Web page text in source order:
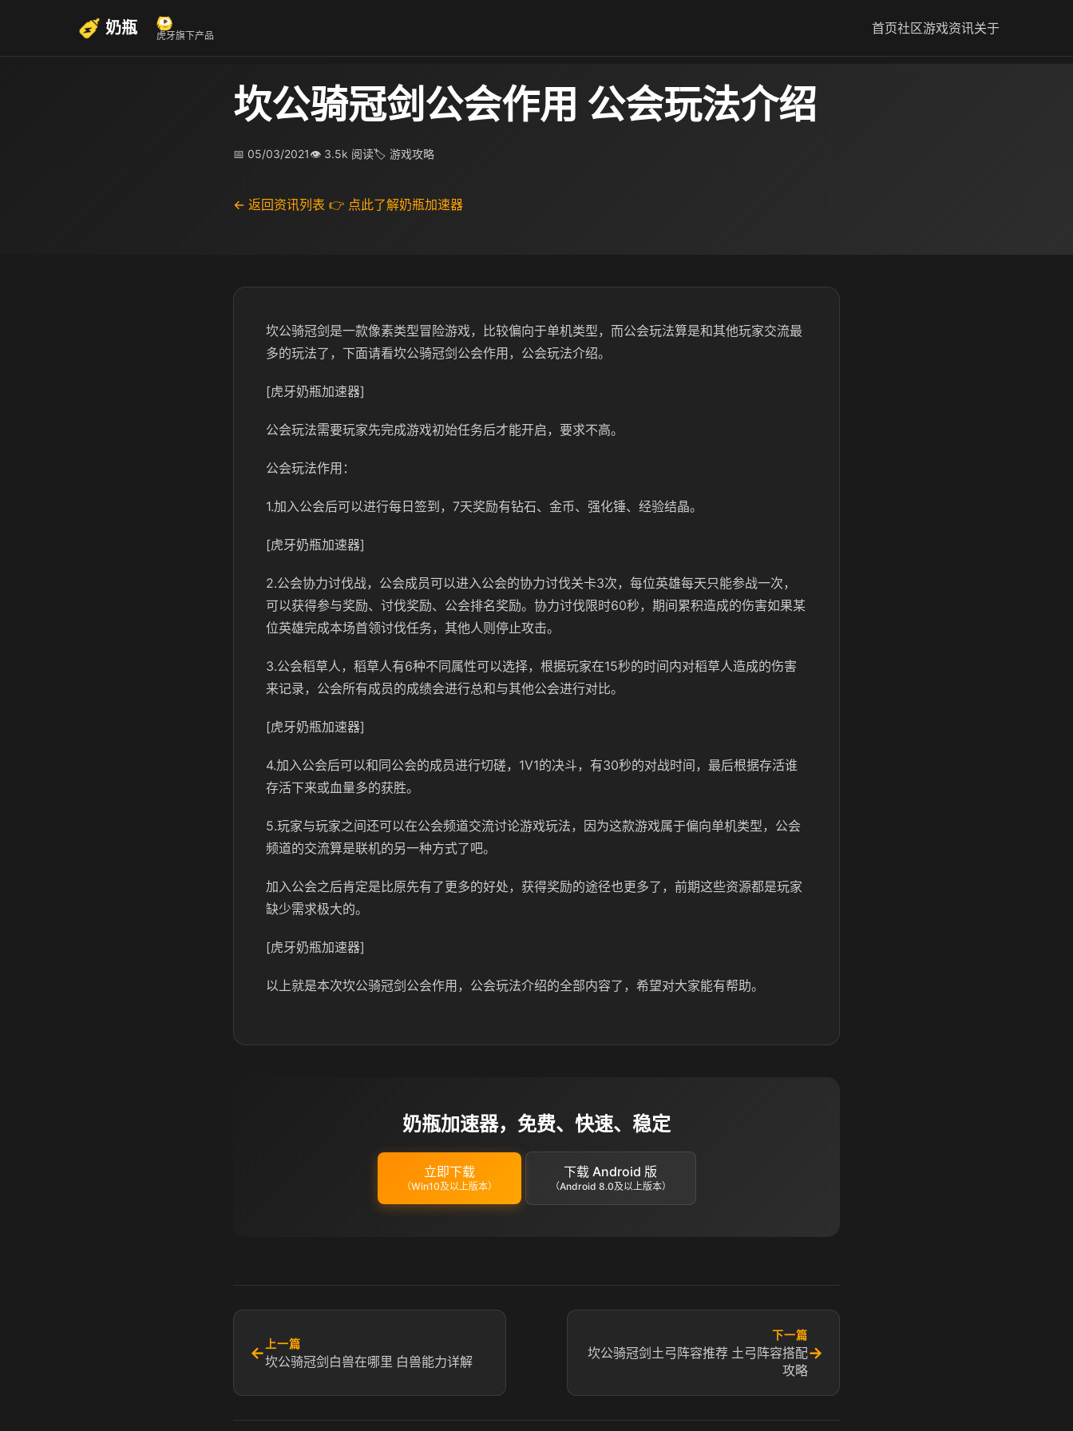
奶瓶 虎牙旗下产品 首页社区游戏资讯关于
坎公骑冠剑公会作用 公会玩法介绍
📅 05/03/2021👁 3.5k 阅读🏷 游戏攻略
← 返回资讯列表 👉 点此了解奶瓶加速器
坎公骑冠剑是一款像素类型冒险游戏，比较偏向于单机类型，而公会玩法算是和其他玩家交流最
多的玩法了，下面请看坎公骑冠剑公会作用，公会玩法介绍。
[虎牙奶瓶加速器]
公会玩法需要玩家先完成游戏初始任务后才能开启，要求不高。
公会玩法作用：
1.加入公会后可以进行每日签到，7天奖励有钻石、金币、强化锤、经验结晶。
[虎牙奶瓶加速器]
2.公会协力讨伐战，公会成员可以进入公会的协力讨伐关卡3次，每位英雄每天只能参战一次，
可以获得参与奖励、讨伐奖励、公会排名奖励。协力讨伐限时60秒，期间累积造成的伤害如果某
位英雄完成本场首领讨伐任务，其他人则停止攻击。
3.公会稻草人，稻草人有6种不同属性可以选择，根据玩家在15秒的时间内对稻草人造成的伤害
来记录，公会所有成员的成绩会进行总和与其他公会进行对比。
[虎牙奶瓶加速器]
4.加入公会后可以和同公会的成员进行切磋，1V1的决斗，有30秒的对战时间，最后根据存活谁
存活下来或血量多的获胜。
5.玩家与玩家之间还可以在公会频道交流讨论游戏玩法，因为这款游戏属于偏向单机类型，公会
频道的交流算是联机的另一种方式了吧。
加入公会之后肯定是比原先有了更多的好处，获得奖励的途径也更多了，前期这些资源都是玩家
缺少需求极大的。
[虎牙奶瓶加速器]
以上就是本次坎公骑冠剑公会作用，公会玩法介绍的全部内容了，希望对大家能有帮助。
奶瓶加速器，免费、快速、稳定
立即下载
（Win10及以上版本）
下载 Android 版
（Android 8.0及以上版本）
← 上一篇
坎公骑冠剑白兽在哪里 白兽能力详解
下一篇
坎公骑冠剑土弓阵容推荐 土弓阵容搭配
攻略
→